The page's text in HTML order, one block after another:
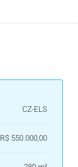
CZ-ELS
R$ 550.000,00